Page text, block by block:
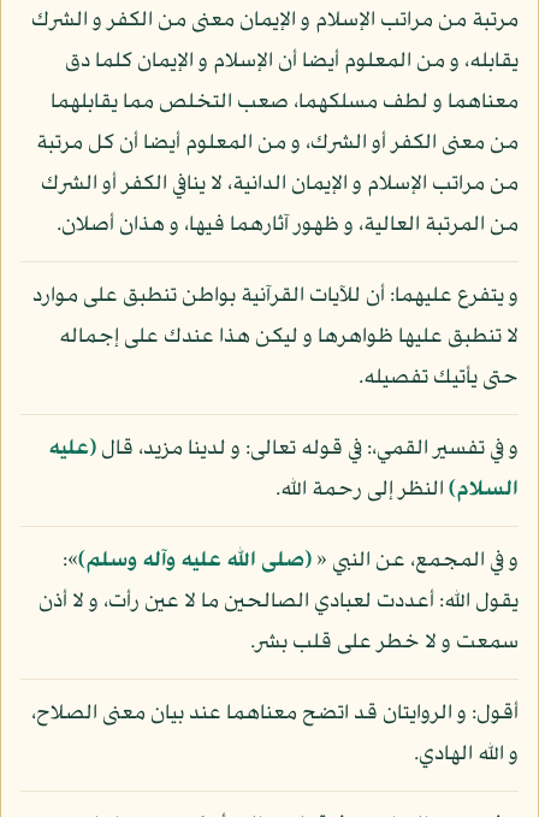
مرتبة من مراتب الإسلام و الإيمان معنى من الكفر و الشرك
يقابله، و من المعلوم أيضا أن الإسلام و الإيمان كلما دق
معناهما و لطف مسلكهما، صعب التخلص مما يقابلهما
من معنى الكفر أو الشرك، و من المعلوم أيضا أن كل مرتبة
من مراتب الإسلام و الإيمان الدانية، لا ينافي الكفر أو الشرك
من المرتبة العالية، و ظهور آثارهما فيها، و هذان أصلان.
و يتفرع عليهما: أن للآيات القرآنية بواطن تنطبق على موارد
لا تنطبق عليها ظواهرها و ليكن هذا عندك على إجماله
حتى يأتيك تفصيله.
و في تفسير القمي،: في قوله تعالى: و لدينا مزيد، قال(عليه
السلام)النظر إلى رحمة الله.
و في المجمع، عن النبي «(صلى الله عليه وآله وسلم)»:
يقول الله: أعددت لعبادي الصالحين ما لا عين رأت، و لا أذن
سمعت و لا خطر على قلب بشر.
أقول: و الروايتان قد اتضح معناهما عند بيان معنى الصلاح،
و الله الهادي.